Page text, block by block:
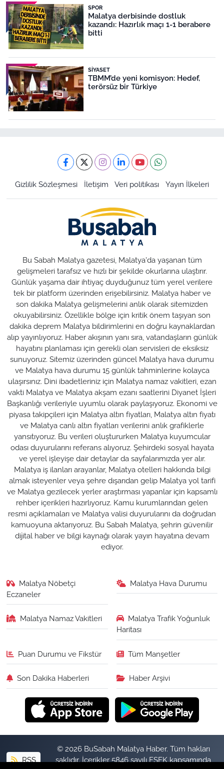
SPOR
Malatya derbisinde dostluk
kazandı: Hazırlık maçı 1-1 berabere
bitti
SIYASET
TBMM’de yeni komisyon: Hedef,
terörsüz bir Türkiye
Gizlilik Sözleşmesi İletişim Veri politikası Yayın İlkeleri
Bu Sabah Malatya gazetesi, Malatya'da yaşanan tüm
gelişmeleri tarafsız ve hızlı bir şekilde okurlarına ulaştırır.
Günlük yaşama dair ihtiyaç duyduğunuz tüm yerel verilere
tek bir platform üzerinden erişebilirsiniz. Malatya haber ve
son dakika Malatya gelişmelerini anlık olarak sitemizden
okuyabilirsiniz. Özellikle bölge için kritik önem taşıyan son
dakika deprem Malatya bildirimlerini en doğru kaynaklardan
alıp yayınlıyoruz. Haber akışının yanı sıra, vatandaşların günlük
hayatını planlaması için gerekli olan servisleri de eksiksiz
sunuyoruz. Sitemiz üzerinden güncel Malatya hava durumu
ve Malatya hava durumu 15 günlük tahminlerine kolayca
ulaşırsınız. Dini ibadetleriniz için Malatya namaz vakitleri, ezan
vakti Malatya ve Malatya akşam ezanı saatlerini Diyanet İşleri
Başkanlığı verileriyle uyumlu olarak paylaşıyoruz. Ekonomi ve
piyasa takipçileri için Malatya altın fiyatları, Malatya altın fiyatı
ve Malatya canlı altın fiyatları verilerini anlık grafiklerle
yansıtıyoruz. Bu verileri oluştururken Malatya kuyumcular
odası duyurularını referans alıyoruz. Şehirdeki sosyal hayata
ve yerel işleyişe dair detaylar da sayfalarımızda yer alır.
Malatya iş ilanları arayanlar, Malatya otelleri hakkında bilgi
almak isteyenler veya şehre dışarıdan gelip Malatya yol tarifi
ve Malatya gezilecek yerler araştırması yapanlar için kapsamlı
rehber içerikleri hazırlıyoruz. Kamu kurumlarından gelen
resmi açıklamaları ve Malatya valisi duyurularını da doğrudan
kamuoyuna aktarıyoruz. Bu Sabah Malatya, şehrin güvenilir
dijital haber ve bilgi kaynağı olarak yayın hayatına devam
ediyor.
Malatya Nöbetçi
Eczaneler
Malatya Hava Durumu
Malatya Namaz Vakitleri
Malatya Trafik Yoğunluk
Haritası
Puan Durumu ve Fikstür Tüm Manşetler
Son Dakika Haberleri Haber Arşivi
RSS
© 2026 BuSabah Malatya Haber. Tüm hakları
saklıdır. İçerikler 5846 sayılı FSEK kapsamında